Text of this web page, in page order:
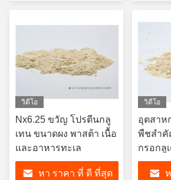
วิดีโอ
Nx6.25 ขวัญ โปรตีนกลู
เทน ขนาดผง พาสต้า เนื้อ
และอาหารทะเล
หา ราคา ที่ ดี ที่สุด
วิดีโอ
อุตสาห
พืชสําคั
กรอกลู